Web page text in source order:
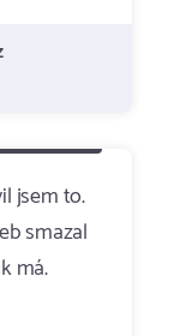
jsem to.
smazal
má.